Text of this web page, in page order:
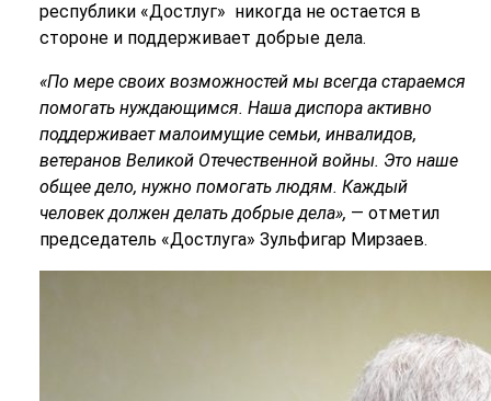
республики «Достлуг» никогда не остается в
стороне и поддерживает добрые дела.
«По мере своих возможностей мы всегда стараемся
помогать нуждающимся. Наша диспора активно
поддерживает малоимущие семьи, инвалидов,
ветеранов Великой Отечественной войны. Это наше
общее дело, нужно помогать людям. Каждый
человек должен делать добрые дела», — отметил
председатель «Достлуга» Зульфигар Мирзаев.